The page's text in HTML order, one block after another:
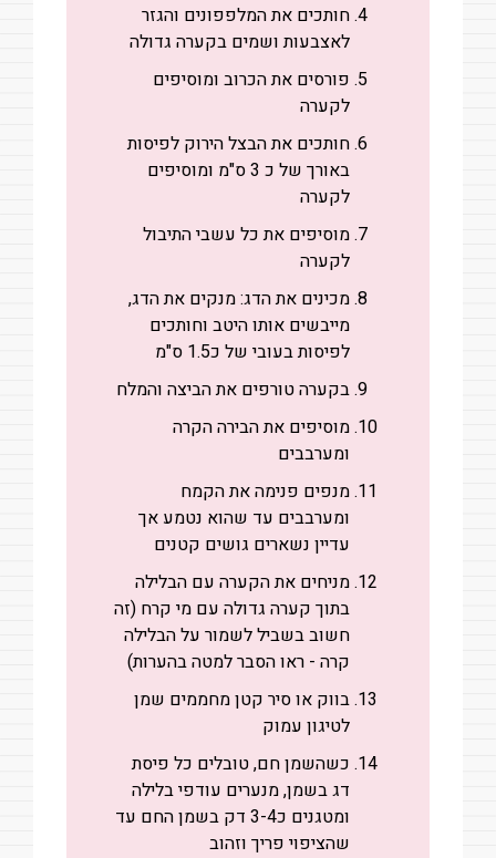
חותכים את המלפפונים והגזר
לאצבעות ושמים בקערה גדולה
פורסים את הכרוב ומוסיפים
לקערה
חותכים את הבצל הירוק לפיסות
באורך של כ 3 ס"מ ומוסיפים
לקערה
מוסיפים את כל עשבי התיבול
לקערה
מכינים את הדג: מנקים את הדג,
מייבשים אותו היטב וחותכים
לפיסות בעובי של כ1.5 ס"מ
בקערה טורפים את הביצה והמלח
מוסיפים את הבירה הקרה
ומערבבים
מנפים פנימה את הקמח
ומערבבים עד שהוא נטמע אך
עדיין נשארים גושים קטנים
מניחים את הקערה עם הבלילה
בתוך קערה גדולה עם מי קרח (זה
חשוב בשביל לשמור על הבלילה
קרה - ראו הסבר למטה בהערות)
בווק או סיר קטן מחממים שמן
לטיגון עמוק
כשהשמן חם, טובלים כל פיסת
דג בשמן, מנערים עודפי בלילה
ומטגנים כ3-4 דק בשמן החם עד
שהציפוי פריך וזהוב